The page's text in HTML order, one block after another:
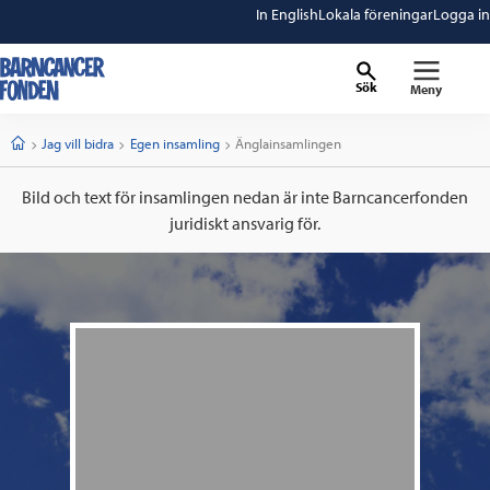
In EnglishLokala föreningarLogga in
Sök Meny
StartJag vill bidra Egen insamling Current:
Änglainsamlingen
Bild och text för insamlingen nedan är inte Barncancerfonden
juridiskt ansvarig för.